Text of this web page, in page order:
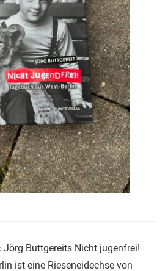
Jörg Buttgereits Nicht jugenfrei!
ist eine Rieseneidechse von